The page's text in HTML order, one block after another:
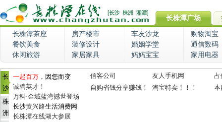
长株潭广场
长株潭茶座 房产楼市 车友沙龙
购物淘宝
餐饮美食
装修设计 婚姻学堂
通信数码
休闲旅游
家居家具 妈妈宝宝 家用电器
长
沙
株
洲
一起百万 ，因您而变
诚聘英才！
万科·金域蓝湾撼世登场
长沙黄兴路生活消费网
长株潭在线湖大参展
信客公司 友人手机网
占
自购省钱分享赚钱！
淘宝特卖！！！ 本